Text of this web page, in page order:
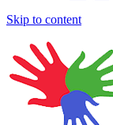
Skip to content